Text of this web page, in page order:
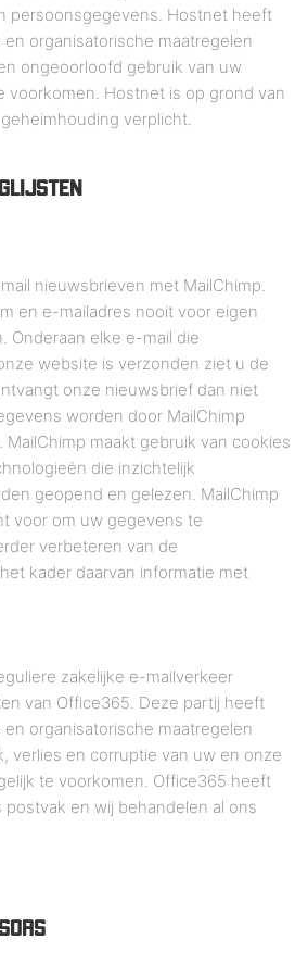
persoonsgegevens. Hostnet heeft
organisatorische maatregelen
ongeoorloofd gebruik van uw
voorkomen. Hostnet is op grond van
verplicht.
nieuwsbrieven met MailChimp.
en e-mailadres nooit voor eigen
Onderaan elke e-mail die
website is verzonden ziet u de
onze nieuwsbrief dan niet
worden door MailChimp
maakt gebruik van cookies
die inzichtelijk
geopend en gelezen. MailChimp
voor om uw gegevens te
verbeteren van de
kader daarvan informatie met
zakelijke e-mailverkeer
van Office365. Deze partij heeft
organisatorische maatregelen
verlies en corruptie van uw en onze
te voorkomen. Office365 heeft
en wij behandelen al ons